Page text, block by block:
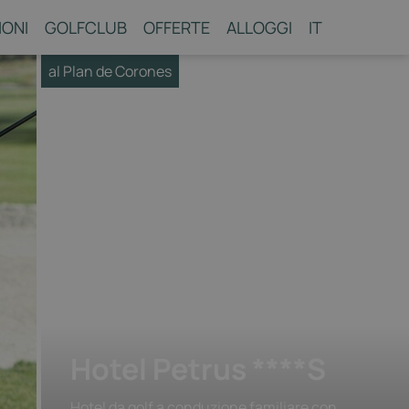
GOLFCLUB OFFERTE ALLOGGI IT
al Plan de Corones